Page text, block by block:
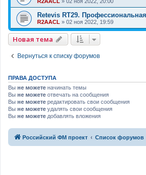
Retevis RT29.
R2AACL » 02 ноя 2022, 19:59
Новая тема
Вернуться к списку форумов
ПРАВА ДОСТУПА
Вы не можете начинать темы
Вы не можете отвечать на сообщения
Вы не можете редактировать свои сообщения
Вы не можете удалять свои сообщения
Вы не можете добавлять вложения
Российский ФМ проект Список форумов